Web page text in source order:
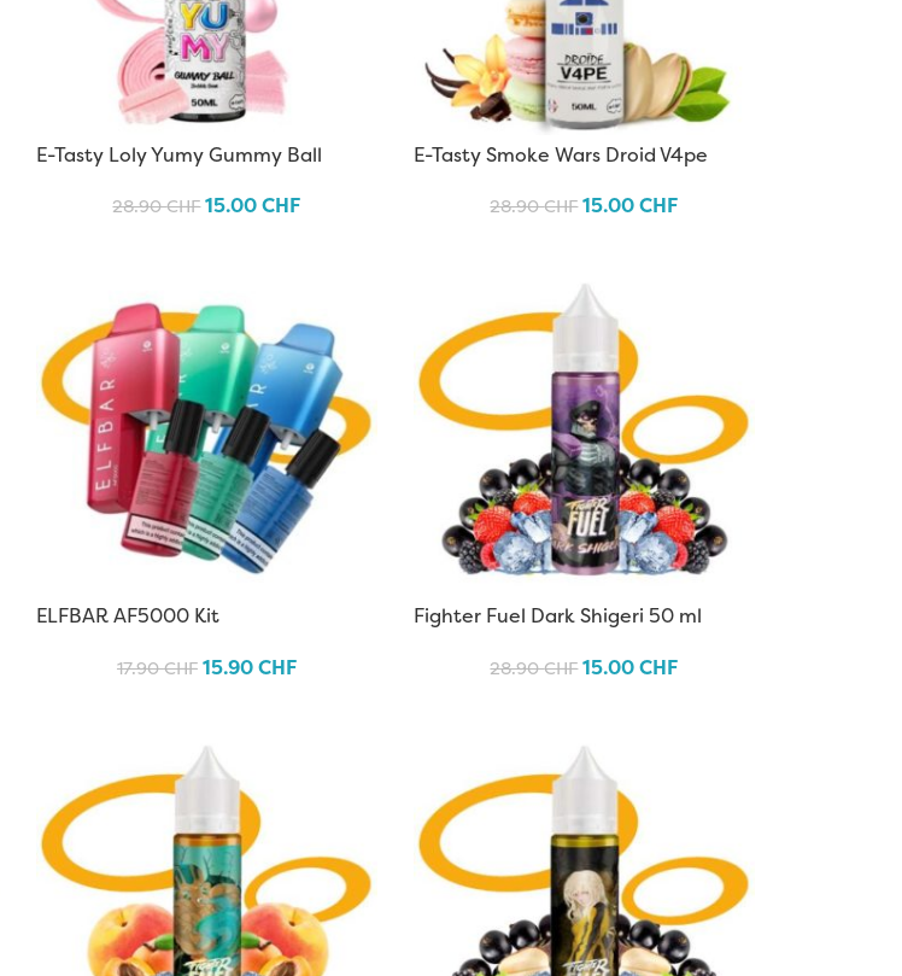
E-Tasty Loly Yumy Gummy Ball
28.90CHF 15.00CHF
E-Tasty Smoke Wars Droid V4pe
28.90CHF 15.00CHF
ELFBAR AF5000 Kit
17.90CHF 15.90CHF
Fighter Fuel Dark Shigeri 50 ml
28.90CHF 15.00CHF